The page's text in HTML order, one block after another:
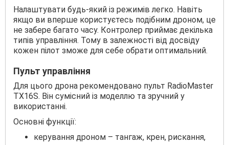
Налаштувати будь-який із режимів легко. Навіть
якщо ви вперше користуєтесь подібним дроном, це
не забере багато часу. Контролер приймає декілька
типів управління. Тому в залежності від досвіду
кожен пілот зможе для себе обрати оптимальний.
Пульт управління
Для цього дрона рекомендовано пульт RadioMaster
TX16S. Він сумісний із моделлю та зручний у
використанні.
Основні функції:
керування дроном – тангаж, крен, рискання,